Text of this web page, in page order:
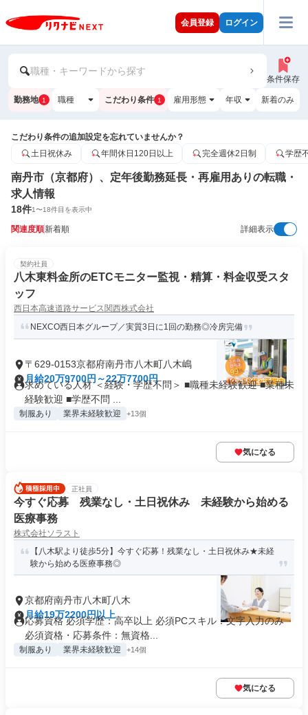
会員登録 ログイン
職種・キーワードから探す
条件保存
勤務地 1 職種 こだわり条件 1 雇用形態 年収 新着のみ
こだわり条件の追加設定を忘れていませんか？
土日祝休み
年間休日120日以上 完全週休2日制 学歴
南丹市（京都府）、定年後勤務延長・再雇用ありの転職・
求人情報
18件1〜18件目を表示中
関連度順新着順 詳細表示
契約社員
八木東料金所のETCモニター監視・精算・料金収受スタ
ッフ
西日本高速道路サービス関西株式会社
NEXCO西日本グループ／実質3日に1回の勤務◎冷房完備
〒629-0153京都府南丹市八木町八木嶋
月給20万9700円～22万7700円
求めている人材 ＜経験・学歴不問＞ ■職種未経験歓迎 ■業種未
経験歓迎 ■学歴不問 ...
制服あり 業界未経験歓迎 +13個
気になる
正社員
今すぐ応募 残業なし・土日祝休み 未経験から始める
医療事務
株式会社ソラスト
【八木駅より徒歩5分】今すぐ応募！残業なし・土日祝休み★未経
験から始める医療事務◎
京都府南丹市八木町八木
月給19万2200円以上
応募資格 必須学歴：高卒以上 必須PCスキル：文字入力のみ
必須資格・応募条件：無資格...
制服あり 業界未経験歓迎 +14個
気になる